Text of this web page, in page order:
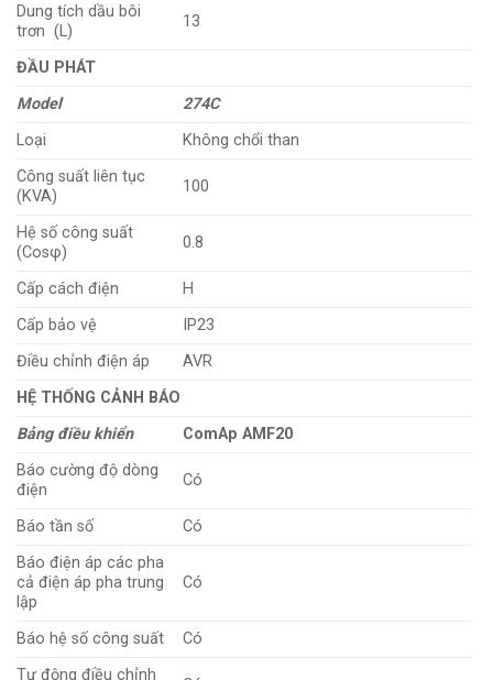
Dung tích dầu bôi
trơn (L)
13
ĐẦU PHÁT
Model
274C
Loại
Không chổi than
Công suất liên tục
(KVA)
100
Hệ số công suất
(Cosφ)
0.8
Cấp cách điện
H
Cấp bảo vệ
IP23
Điều chỉnh điện áp
AVR
HỆ THỐNG CẢNH BÁO
Bảng điều khiển
ComAp AMF20
Báo cường độ dòng
điện
Có
Báo tần số
Có
Báo điện áp các pha
cả điện áp pha trung
lập
Có
Báo hệ số công suất
Có
Tự động điều chỉnh